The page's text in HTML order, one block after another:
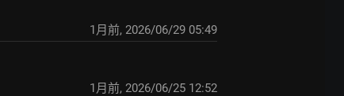
1月前, 2026/06/29 05:49
1月前, 2026/06/25 12:52